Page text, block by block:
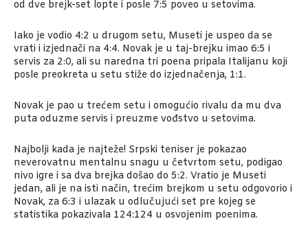
od dve brejk-set lopte i posle 7:5 poveo u setovima.
Iako je vodio 4:2 u drugom setu, Museti je uspeo da se
vrati i izjednači na 4:4. Novak je u taj-brejku imao 6:5 i
servis za 2:0, ali su naredna tri poena pripala Italijanu koji
posle preokreta u setu stiže do izjednačenja, 1:1.
Novak je pao u trećem setu i omogućio rivalu da mu dva
puta oduzme servis i preuzme vođstvo u setovima.
Najbolji kada je najteže! Srpski teniser je pokazao
neverovatnu mentalnu snagu u četvrtom setu, podigao
nivo igre i sa dva brejka došao do 5:2. Vratio je Museti
jedan, ali je na isti način, trećim brejkom u setu odgovorio i
Novak, za 6:3 i ulazak u odlučujući set pre kojeg se
statistika pokazivala 124:124 u osvojenim poenima.